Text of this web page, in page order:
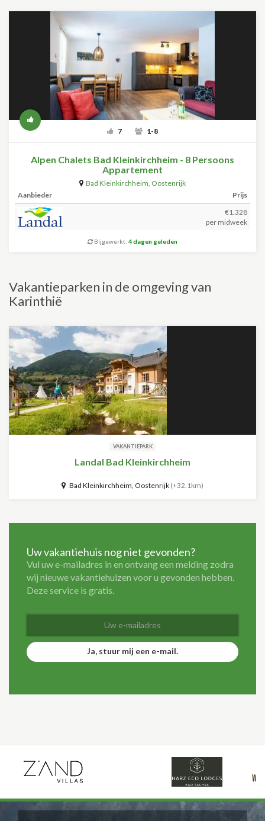
7 1-8
Alpen Chalets Bad Kleinkirchheim - 8 Persoons
Appartement
Bad Kleinkirchheim, Oostenrijk
Aanbieder
Prijs
€1.328
per midweek
Bijgewerkt: 4 dagen geleden
Vakantieparken in de omgeving van
Karinthië
VAKANTIEPARK
Landal Bad Kleinkirchheim
Bad Kleinkirchheim, Oostenrijk (+32.1km)
Uw vakantiehuis nog niet gevonden?
Vul uw e-mailadres in en ontvang een melding zodra
wij nieuwe vakantiehuizen voor u gevonden hebben.
Deze service is gratis.
Ja, stuur mij een e-mail.